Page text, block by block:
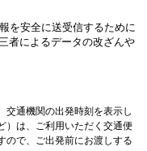
を安全に送受信するために
者によるデータの改ざんや
交通機関の出発時刻を表示し
）は、ご利用いただく交通便
ので、ご出発前にお渡しする